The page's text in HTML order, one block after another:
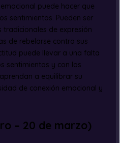
puede hacer que
sentimientos. Pueden ser
tradicionales de expresión
de rebelarse contra sus
puede llevar a una falta
sentimientos y con los
a equilibrar su
de conexión emocional y
– 20 de marzo)